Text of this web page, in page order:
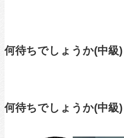
何待ちでしょうか(中級)
何待ちでしょうか(中級)